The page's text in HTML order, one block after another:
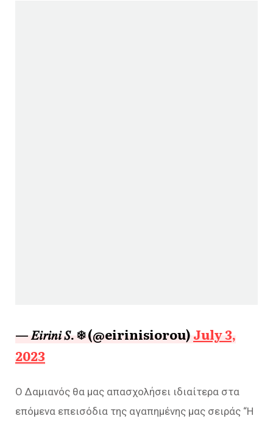
— 𝐸𝑖𝑟𝑖𝑛𝑖 𝑆. ❄ (@eirinisiorou)July 3,
2023
Ο Δαμιανός θα μας απασχολήσει ιδιαίτερα στα
επόμενα επεισόδια της αγαπημένης μας σειράς “Η